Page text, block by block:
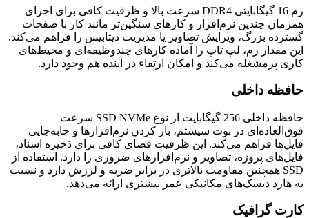
رم 16 گیگابایتی DDR4 سرعت بالا و ظرفیت کافی برای اجرای
همزمان چندین نرم‌افزار و کارهای سنگین‌تر مانند کار با صفحات
گسترده بزرگ، ویرایش تصاویر یا مدیریت دیتابیس را فراهم می‌کند.
این مقدار رم، لپ تاپ را آماده کارهای چندوظیفه‌ای و محیط‌های
کاری پرمشغله می‌کند و امکان ارتقاء در آینده هم وجود دارد.
حافظه داخلی
حافظه داخلی 256 گیگابایت از نوع SSD NVMe سرعت
فوق‌العاده‌ای در بوت سیستم، باز کردن نرم‌افزارها و جابه‌جایی
فایل‌ها فراهم می‌کند. این ظرفیت فضای کافی برای ذخیره اسناد،
فایل‌های پروژه، تصاویر و نرم‌افزارهای ضروری را دارد. استفاده از
SSD همچنین مقاومت بالاتری در برابر ضربه و لرزش دارد و نسبت
به هارد دیسک‌های مکانیکی عمر بیشتری ارائه می‌دهد.
کارت گرافیک